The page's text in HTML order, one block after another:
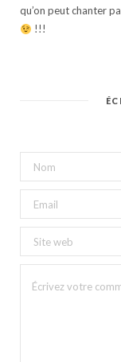
qu’on peut chanter
!!!